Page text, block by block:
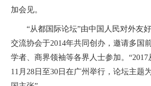
加会见。
“从都国际论坛”由中国人民对外友
交流协会于2014年共同创办，邀请多国
学者、商界领袖等各界人士参加。“2017
11月28日至30日在广州举行，论坛主题